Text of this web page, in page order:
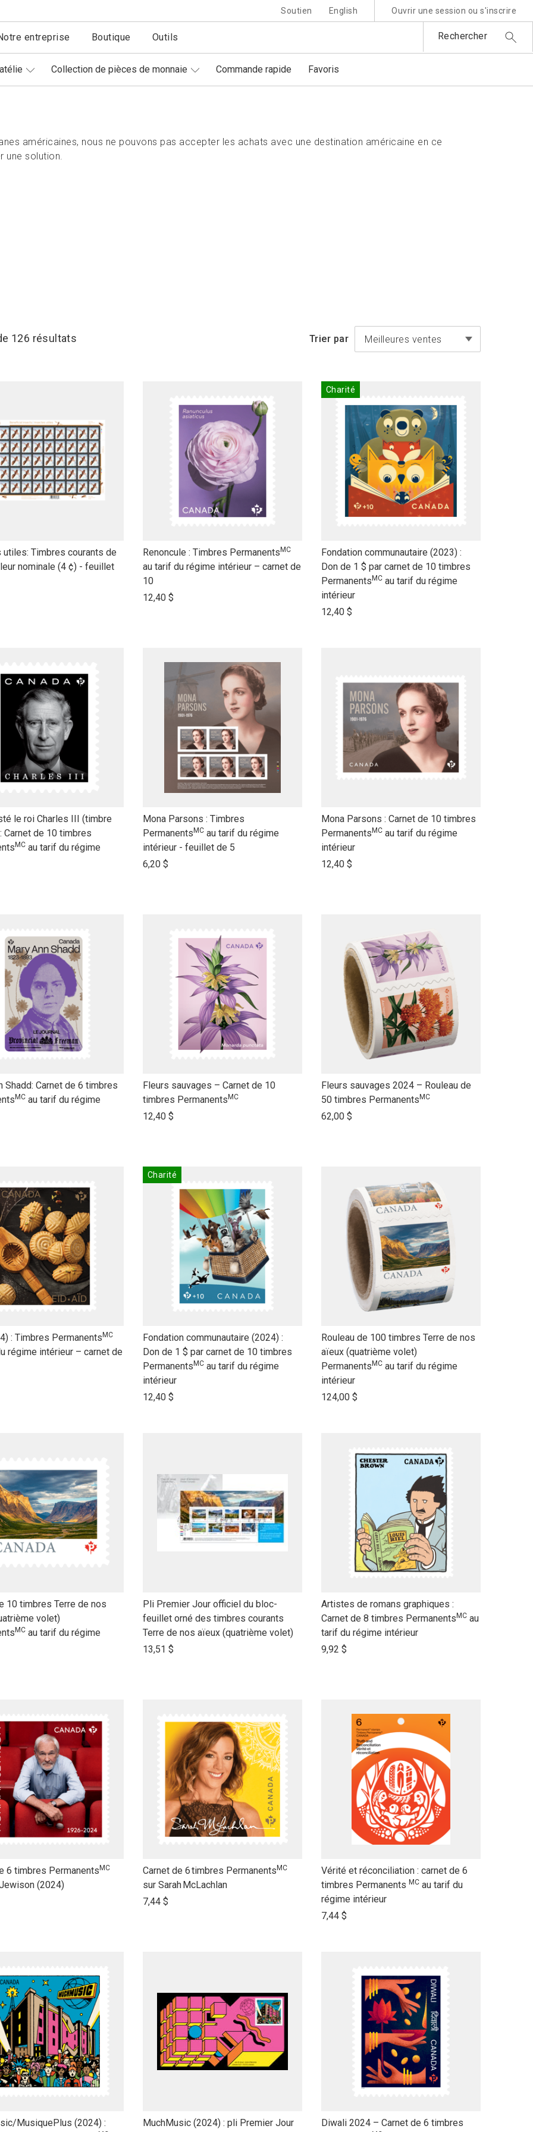
Soutien English Ouvrir une session ou s'inscrire
entreprise Boutique Outils Rechercher
Collection de pièces de monnaie Commande rapide Favoris
américaines, nous ne pouvons pas accepter les achats avec une destination américaine en ce
une solution.
126 résultats Trier par Meilleures ventes
utiles: Timbres courants de
nominale (4 ¢) - feuillet
link
to
open
product
Renoncule : Timbres Permanents MC
au tarif du régime intérieur – carnet de
10
12,40 $
Charité
link
to
open
product
name
Fondation communautaire (2023) :
Don de 1 $ par carnet de 10 timbres
Permanents MCau tarif du régime
intérieur
12,40 $
le roi Charles III (timbre
Carnet de 10 timbres
MC au tarif du régime
link
to
open
product
Mona Parsons : Timbres
Permanents MCau tarif du régime
intérieur - feuillet de 5
6,20 $
link
to
open
product
Mona Parsons : Carnet de 10 timbres
Permanents MCau tarif du régime
intérieur
12,40 $
Shadd: Carnet de 6 timbres
MC au tarif du régime
link
to
open
Fleurs sauvages – Carnet de 10
timbres Permanents MC
12,40 $
link
to
open
Fleurs sauvages 2024 – Rouleau de
50 timbres Permanents MC
62,00 $
: Timbres PermanentsMC
régime intérieur – carnet de
Charité
link
to
open
product
name
Fondation communautaire (2024) :
Don de 1 $ par carnet de 10 timbres
PermanentsMCau tarif du régime
intérieur
12,40 $
link
to
open
product
name
Rouleau de 100 timbres Terre de nos
aïeux (quatrième volet)
PermanentsMCau tarif du régime
intérieur
124,00 $
10 timbres Terre de nos
volet)
MC au tarif du régime
link
to
open
product
Pli Premier Jour officiel du bloc-
feuillet orné des timbres courants
Terre de nos aïeux (quatrième volet)
13,51 $
link
to
open
product
Artistes de romans graphiques :
Carnet de 8 timbres PermanentsMCau
tarif du régime intérieur
9,92 $
6 timbres PermanentsMC
(2024)
link
to
open
Carnet de 6 timbres PermanentsMC
sur Sarah McLachlan
7,44 $
link
to
open
product
Vérité et réconciliation : carnet de 6
timbres Permanents MCau tarif du
régime intérieur
7,44 $
MusiquePlus (2024) :
link
MuchMusic (2024) : pli Premier Jour
link
Diwali 2024 – Carnet de 6 timbres